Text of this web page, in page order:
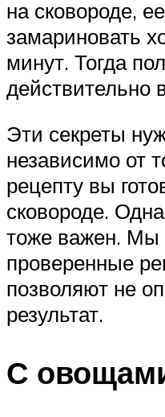
на сковороде,
замариновать
минут. Тогда
действительно
Эти секреты
независимо от
рецепту вы
сковороде.
тоже важен. Мы
проверенные
позволяют не
результат.
С